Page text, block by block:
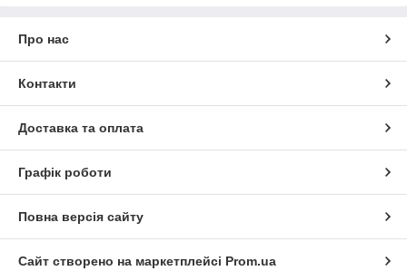
Про нас
Контакти
Доставка та оплата
Графік роботи
Повна версія сайту
Сайт створено на маркетплейсі Prom.ua